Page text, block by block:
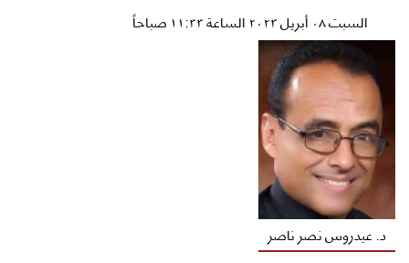
السبت ٠٨ أبريل ٢٠٢٣ الساعة ١١:٣٣ صباحاً
د. عيدروس نصر ناصر